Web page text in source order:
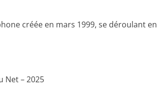
créée en mars 1999, se déroulant en
Net – 2025